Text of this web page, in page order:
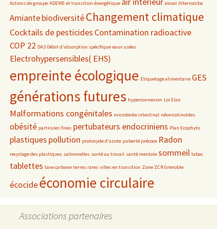
Actions de groupe ADEME et transition énergétique alcool Alternatiba
AmiantebiodiversitéChangement climatique
Cocktails de pesticides Contamination radioactive
COP 22 DAS Débit d'absorption spécifique eaux usées
Electrohypersensibles( EHS)
empreinte écologique Etiquetage alimentaire GES
générations futures hyperconnexion Loi Elan
Malformations congénitales microbiote intestinal néonicotinoïdes
obésité particules fines pertubateurs endocriniens Plan Ecophyto
plastiques pollution protoxyde d'azote puberté précoce Radon
recyclage des plastiques salmonelles santé au travail santé mentale sommeil tabac
tablettes taxe carbone terres rares villes en transition Zone ZCR Grenoble
écocideéconomie circulaire
Associations partenaires